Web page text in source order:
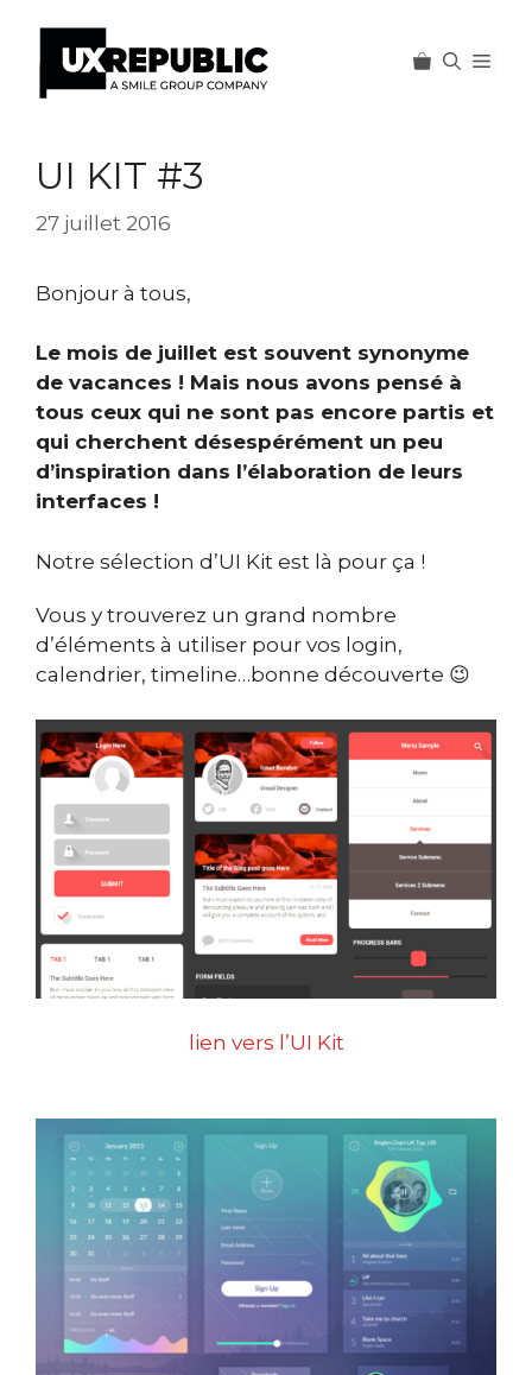
contenuUI KIT #3
27 juillet 2016
Bonjour à tous,
Le mois de juillet est souvent synonyme
de vacances ! Mais nous avons pensé à
tous ceux qui ne sont pas encore partis et
qui cherchent désespérément un peu
d’inspiration dans l’élaboration de leurs
interfaces !
Notre sélection d’UI Kit est là pour ça !
Vous y trouverez un grand nombre
d’éléments à utiliser pour vos login,
calendrier, timeline…bonne découverte 😉
lien vers l’UI Kit